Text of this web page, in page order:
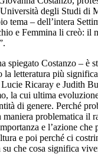
degli Studi di
tema – dell’intera
e Femmina li creò: il
spiegato Costanzo – è
la letteratura più
Ricaray e Judith
la cui ultima
di genere. Perché
maniera problematica il
e l’azione che
e poi perché ci
che cosa significa